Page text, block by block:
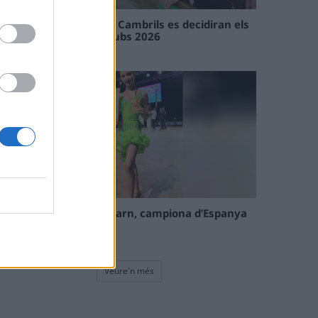
En les tirades de Flix i Cambrils es decidiran els
campions de l’Interclubs 2026
La tortosina Cinta Talarn, campiona d’Espanya
Veure'n més